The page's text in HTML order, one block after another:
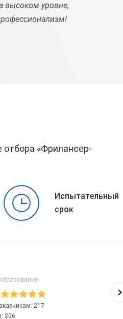
высоком уровне,
отбора «Фрилансер-
Испытательный
срок
217
206